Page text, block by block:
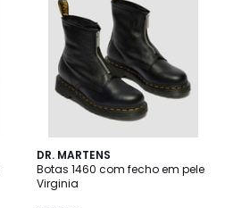
DR. MARTENS
Botas 1460 com fecho em pele
Virginia
5
/
5